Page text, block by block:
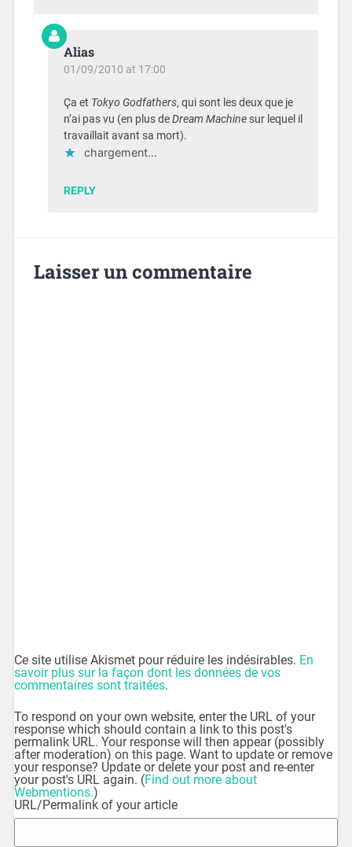
Alias
01/09/2010 at 17:00
Ça et Tokyo Godfathers, qui sont les deux que je
n’ai pas vu (en plus deDream Machinesur lequel il
travaillait avant sa mort).
chargement…
REPLY
Laisser un commentaire
Ce site utilise Akismet pour réduire les indésirables. En
savoir plus sur la façon dont les données de vos
commentaires sont traitées.
To respond on your own website, enter the URL of your
response which should contain a link to this post's
permalink URL. Your response will then appear (possibly
after moderation) on this page. Want to update or remove
your response? Update or delete your post and re-enter
your post's URL again. (Find out more about
Webmentions.)
URL/Permalink of your article